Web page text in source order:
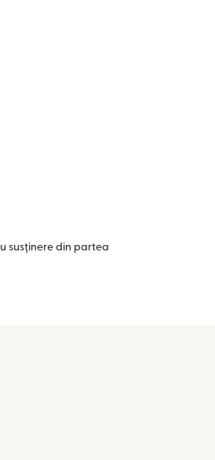
susținere din partea